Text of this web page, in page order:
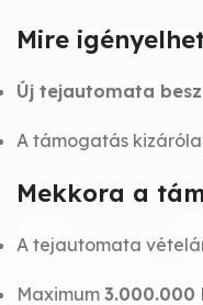
Mire
Új tejautomata
A támogatás
Mekkora a
A tejautomata
Maximum